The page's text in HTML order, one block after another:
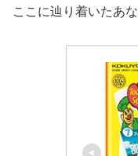
ここに辿り着いたあ